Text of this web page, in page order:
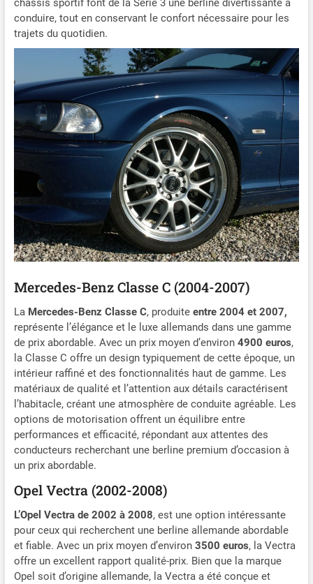
châssis sportif font de la Série 3 une berline divertissante à
conduire, tout en conservant le confort nécessaire pour les
trajets du quotidien.
Mercedes-Benz Classe C (2004-2007)
La Mercedes-Benz Classe C, produite entre 2004 et 2007,
représente l’élégance et le luxe allemands dans une gamme
de prix abordable. Avec un prix moyen d’environ 4900 euros,
la Classe C offre un design typiquement de cette époque, un
intérieur raffiné et des fonctionnalités haut de gamme. Les
matériaux de qualité et l’attention aux détails caractérisent
l’habitacle, créant une atmosphère de conduite agréable. Les
options de motorisation offrent un équilibre entre
performances et efficacité, répondant aux attentes des
conducteurs recherchant une berline premium d’occasion à
un prix abordable.
Opel Vectra (2002-2008)
L’Opel Vectra de 2002 à 2008, est une option intéressante
pour ceux qui recherchent une berline allemande abordable
et fiable. Avec un prix moyen d’environ 3500 euros, la Vectra
offre un excellent rapport qualité-prix. Bien que la marque
Opel soit d’origine allemande, la Vectra a été conçue et